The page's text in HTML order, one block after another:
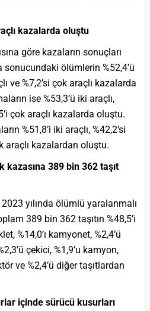
kazalarda oluştu
göre kazaların sonuçları
ölümlerin %52,4’ü
ve %7,2’si çok araçlı kazalarda
ise %53,3’ü iki araçlı,
çok araçlı kazalarda oluştu.
%51,8’i iki araçlı, %42,2’si
araçlı kazalardan oluştu.
kazasına 389 bin 362 taşıt
yılında ölümlü yaralanmalı
389 bin 362 taşıtın %48,5’i
%14,0’ı kamyonet, %2,4’ü
çekici, %1,9’u kamyon,
ve %2,4’ü diğer taşıtlardan
içinde sürücü kusurları